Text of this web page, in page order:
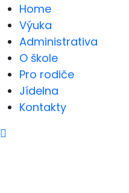
Home
Výuka
Administrativa
O škole
Pro rodiče
Jídelna
Kontakty